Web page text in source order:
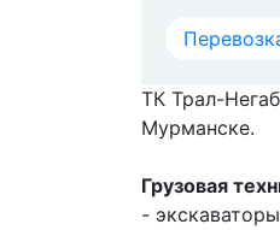
ТК Трал-
Мурманске.
Грузовая
- экскаваторы